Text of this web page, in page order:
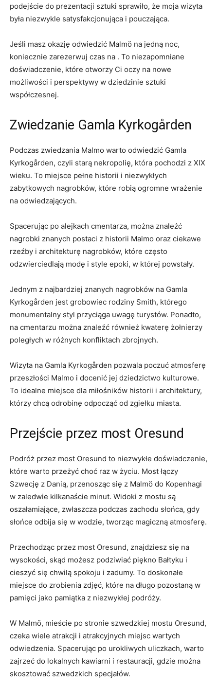
podejście do prezentacji sztuki sprawiło, że moja wizyta
była niezwykle satysfakcjonująca‌ i pouczająca.
Jeśli masz okazję odwiedzić Malmö na jedną noc,
koniecznie zarezerwuj czas na . To niezapomniane
doświadczenie, które otworzy Ci oczy na nowe
możliwości i⁤ perspektywy w dziedzinie sztuki
współczesnej.
Zwiedzanie Gamla Kyrkogården
Podczas zwiedzania ​Malmo warto odwiedzić Gamla
Kyrkogården, czyli starą​ nekropolię, która pochodzi z XIX
⁣wieku. To miejsce pełne historii i niezwykłych
zabytkowych nagrobków,​ które robią ogromne wrażenie
na⁢ odwiedzających.
Spacerując po alejkach cmentarza, można znaleźć
nagrobki ‌znanych postaci‍ z historii Malmo oraz ciekawe
rzeźby i ⁢architekturę nagrobków, ‍które często
⁣odzwierciedlają modę i style epoki, w której powstały.
Jednym z najbardziej znanych nagrobków na Gamla
Kyrkogården jest grobowiec⁢ rodziny Smith, którego
monumentalny styl przyciąga⁤ uwagę turystów. Ponadto,
na cmentarzu można znaleźć również ⁢kwaterę żołnierzy
⁢poległych w różnych konfliktach zbrojnych.
Wizyta⁤ na Gamla Kyrkogården pozwala‌ poczuć atmosferę
przeszłości Malmo i docenić⁣ jej dziedzictwo kulturowe.
To‍ idealne miejsce dla miłośników historii i architektury,
którzy chcą odrobinę odpocząć od zgiełku miasta.
Przejście przez most Oresund
Podróż ⁢przez⁣ most Oresund to niezwykłe‌ doświadczenie,
które warto przeżyć choć raz w życiu. Most łączy
Szwecję z⁢ Danią, przenosząc się z Malmö do Kopenhagi
w zaledwie kilkanaście minut.⁢ Widoki z mostu ​są
oszałamiające, zwłaszcza podczas zachodu słońca, gdy
słońce ‍odbija ⁣się w wodzie, tworząc magiczną atmosferę.
Przechodząc ⁢przez most Oresund, znajdziesz się na ​
wysokości, skąd możesz podziwiać piękno Bałtyku i
cieszyć ‍się chwilą spokoju⁣ i⁣ zadumy. To doskonałe
miejsce‍ do zrobienia zdjęć, które na długo pozostaną w
pamięci ‍jako pamiątka⁢ z niezwykłej podróży.
W Malmö, mieście po stronie szwedzkiej⁣ mostu Oresund,
czeka wiele ⁤atrakcji i atrakcyjnych miejsc wartych
odwiedzenia. Spacerując po urokliwych uliczkach, warto
⁢zajrzeć do ‍lokalnych kawiarni ⁤i restauracji, gdzie można
skosztować szwedzkich specjałów.